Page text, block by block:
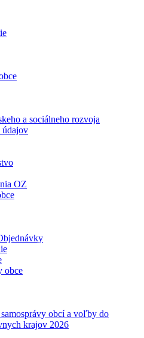
a sociálneho rozvoja
údajov
OZ
obce
obcí a voľby do
krajov 2026